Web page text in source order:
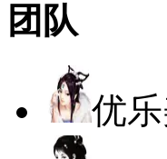
团队
优乐